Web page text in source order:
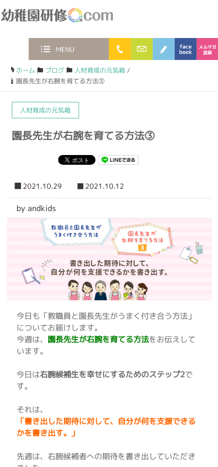
MENU 0120-36-2023
お問合わせフォー
ブログ
ホーム / ブログ/ 人材育成の元気箱/
園長先生が右腕を育てる方法③
人材育成の元気箱
園長先生が右腕を育てる方法③
2021.10.29 2021.10.12
by andkids
今日も「教職員と園長先生がうまく付き合う方法」
についてお届けします。
今週は、 園長先生が右腕を育てる方法をお伝えして
います。
今日は右腕候補生を幸せにするためのステップ2で
す。
それは、
「書き出した期待に対して、自分が何を支援できる
かを書き出す。」
先週は、右腕候補者への期待を書き出していただき